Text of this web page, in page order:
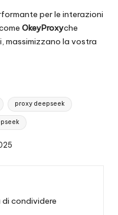
per le interazioni
OkeyProxyche
massimizzano la vostra
proxy deepseek
condividere